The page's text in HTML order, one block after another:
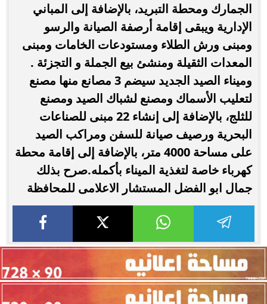
الجمارك ومحطة التبريد، بالإضافة إلى المباني
الإدارية ويبقى إقامة أرصفة الصيانة والرسو
ومبنى ورش الطلاء ومستودعات الخامات ومبنى
المعدات الثقيلة ومنشئ بيع الجملة و التجزئة .
وميناء الصيد الجديد سيضم 3 مصانع منها مصنع
لتعليب الأسماك ومصنع لشباك الصيد ومصنع
للثلج، بالإضافة إلى إنشاء 22 مبنى للصناعات
البحرية ورصيف صيانة للسفن ومراكب الصيد
على مساحة 4000 متر، بالإضافة إلى إقامة محطة
كهرباء خاصة لتغذية الميناء بأكمله.صرح بذلك
جمال ابو الفضل المستشار الاعلامى للمحافظة